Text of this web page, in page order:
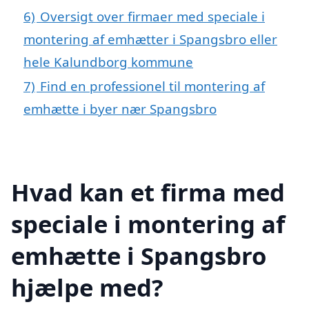
6) Oversigt over firmaer med speciale i
montering af emhætter i Spangsbro eller
hele Kalundborg kommune
7) Find en professionel til montering af
emhætte i byer nær Spangsbro
Hvad kan et firma med
speciale i montering af
emhætte i Spangsbro
hjælpe med?